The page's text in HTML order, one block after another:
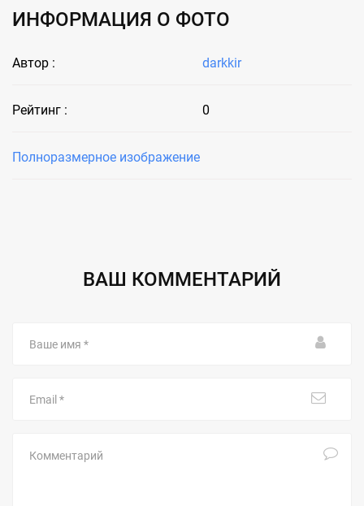
ИНФОРМАЦИЯ О ФОТО
Автор : darkkir
Рейтинг : 0
Полноразмерное изображение
ВАШ КОММЕНТАРИЙ
имя